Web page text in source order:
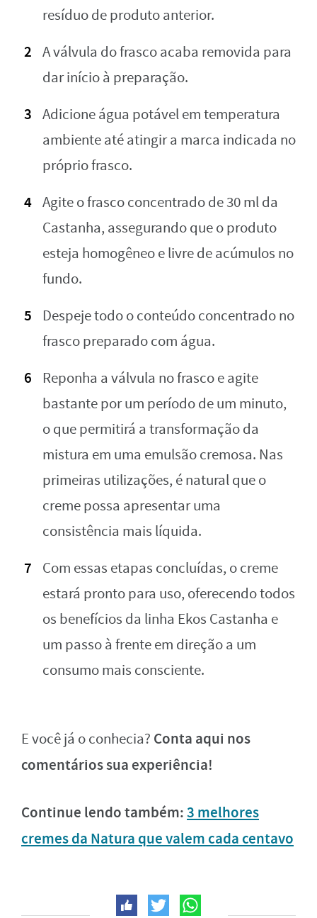
resíduo de produto anterior.
A válvula do frasco acaba removida para
dar início à preparação.
Adicione água potável em temperatura
ambiente até atingir a marca indicada no
próprio frasco.
Agite o frasco concentrado de 30 ml da
Castanha, assegurando que o produto
esteja homogêneo e livre de acúmulos no
fundo.
Despeje todo o conteúdo concentrado no
frasco preparado com água.
Reponha a válvula no frasco e agite
bastante por um período de um minuto,
o que permitirá a transformação da
mistura em uma emulsão cremosa. Nas
primeiras utilizações, é natural que o
creme possa apresentar uma
consistência mais líquida.
Com essas etapas concluídas, o creme
estará pronto para uso, oferecendo todos
os benefícios da linha Ekos Castanha e
um passo à frente em direção a um
consumo mais consciente.
E você já o conhecia? Conta aqui nos
comentários sua experiência!
Continue lendo também:3 melhores
cremes da Natura que valem cada centavo